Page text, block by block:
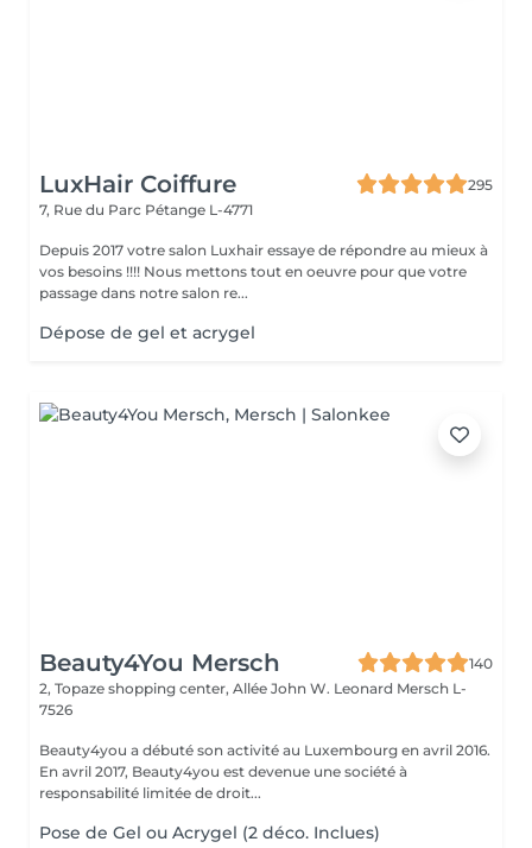
LuxHair Coiffure
295
7, Rue du Parc Pétange L-4771
Depuis 2017 votre salon Luxhair essaye de répondre au mieux à
vos besoins !!!! Nous mettons tout en oeuvre pour que votre
passage dans notre salon re...
Dépose de gel et acrygel
Beauty4You Mersch
140
2, Topaze shopping center, Allée John W. Leonard Mersch L-
7526
Beauty4you a débuté son activité au Luxembourg en avril 2016.
En avril 2017, Beauty4you est devenue une société à
responsabilité limitée de droit...
Pose de Gel ou Acrygel (2 déco. Inclues)